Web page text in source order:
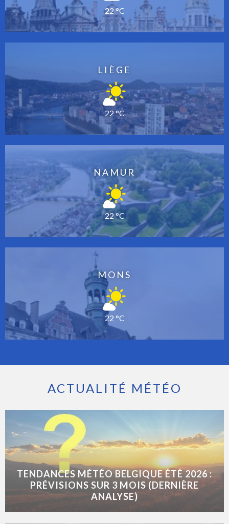
22 °C
LIÈGE
22 °C
NAMUR
22 °C
MONS
22 °C
ACTUALITÉ MÉTÉO
TENDANCES MÉTÉO BELGIQUE ÉTÉ 2026 :
PRÉVISIONS SUR 3 MOIS (DERNIÈRE
ANALYSE)